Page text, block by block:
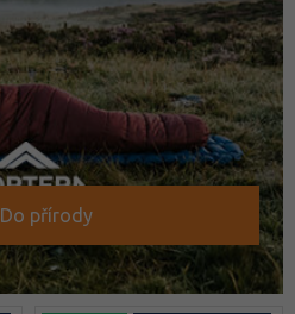
Do přírody